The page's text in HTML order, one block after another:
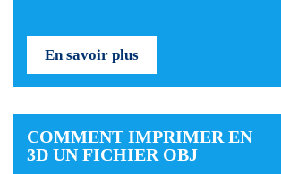
En savoir plus
COMMENT IMPRIMER EN
3D UN FICHIER OBJ